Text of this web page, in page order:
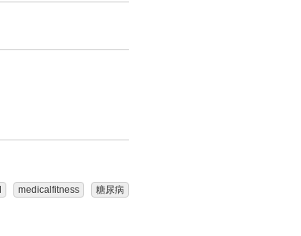
medicalfitness 糖尿病